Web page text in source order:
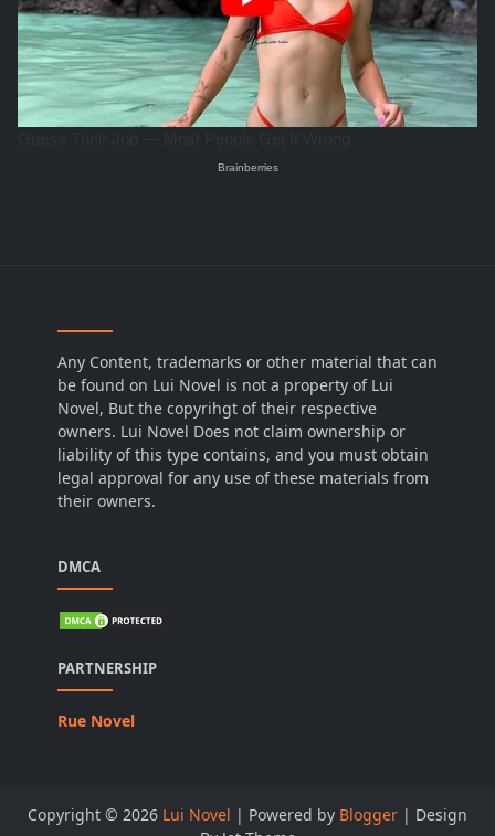
Any Content, trademarks or other material that can
be found on Lui Novel is not a property of Lui
Novel, But the copyrihgt of their respective
owners. Lui Novel Does not claim ownership or
liability of this type contains, and you must obtain
legal approval for any use of these materials from
their owners.
DMCA
PARTNERSHIP
Rue Novel
Copyright © 2026 Lui Novel | Powered by Blogger | Design